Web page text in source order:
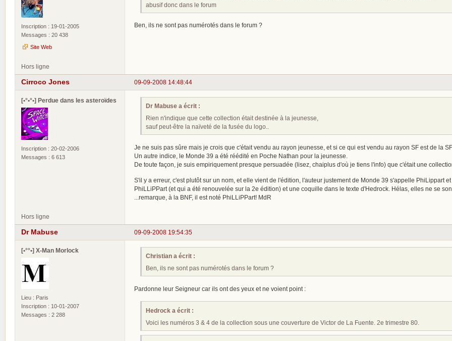
Inscription : 19-01-2005
Messages : 20 438
Site Web
abusif donc dans le forum
Ben, ils ne sont pas numérotés dans le forum ?
Hors ligne
09-09-2008 14:48:44
Cirroco Jones
[•°•°•] Perdue dans les asteroïdes
Inscription : 20-02-2006
Messages : 6 613
Dr Mabuse a écrit :
Rien n'indique que cette collection était destinée à la jeunesse,
sauf peut-être la naïveté de la fusée du logo..
Je ne suis pas sûre mais je crois que c'était vendu au rayon jeunesse, et si ce qui est vendu au rayon SF est de la
Un autre indice, le Monde 39 a été réédité en Poche Nathan pour la jeunesse.
De toute façon, je suis empiriquement presque persuadée (lisez, chaiplus d'où je tiens l'info) que c'était une
S'il y a erreur, c'est plutôt sur un nom, et elle vient de l'édition, l'auteur justement de Monde 39 s'appelle PhiLippart
PhiLLiPPart (et qui a été renouvelée sur la 2e édition) et une coquille dans le texte d'Hedrock. Hélas, elles ne se
...remarque, à la BNF, il est noté PhiLLiPPart! MdR
Hors ligne
09-09-2008 19:54:35
Dr Mabuse
[•°°•] X-Man Morlock
Lieu : Paris
Inscription : 10-01-2007
Messages : 2 288
Christian a écrit :
Ben, ils ne sont pas numérotés dans le forum ?
Pardonne leur Seigneur car ils ont des yeux et ne voient point :
Hedrock a écrit :
Voici les numéros 3 & 4 de la collection sous une couverture de Victor de La Fuente. 2e trimestre 80.